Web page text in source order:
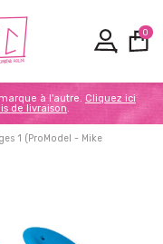
0
à l'autre. Cliquez ici
de livraison.
1 (ProModel - Mike